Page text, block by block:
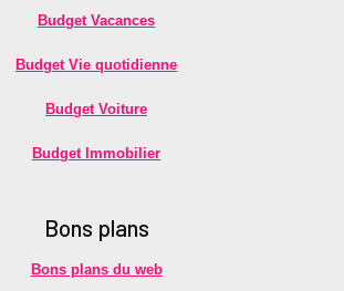
Budget Vacances
Budget Vie quotidienne
Budget Voiture
Budget Immobilier
Bons plans
Bons plans du web